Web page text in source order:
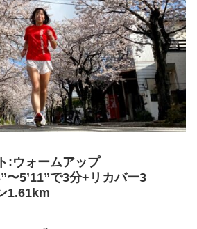
:ウォームアップ
〜5’11”で3分+リカバー3
1.61km